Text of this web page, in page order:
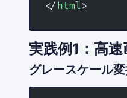
</ html>
実践例1：高
グレースケール